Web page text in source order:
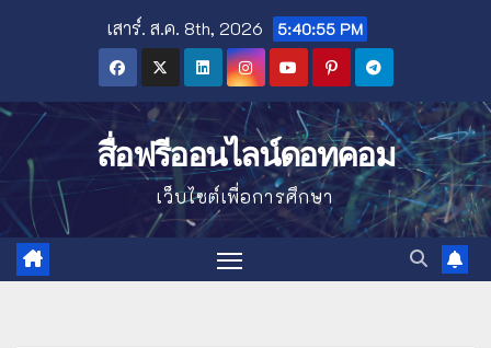
เสาร์. ส.ค. 8th, 2026 5:40:56 PM
สื่อฟรีออนไลน์ดอทคอม
เว็บไซต์เพื่อการศึกษา